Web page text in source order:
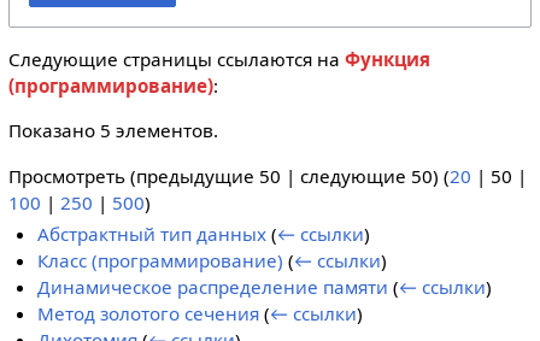
Следующие страницы ссылаются на Функция
(программирование):
Показано 5 элементов.
Просмотреть (предыдущие 50 | следующие 50) (20 | 50 |
100 | 250 | 500)
Абстрактный тип данных (← ссылки)
Класс (программирование) (← ссылки)
Динамическое распределение памяти (← ссылки)
Метод золотого сечения (← ссылки)